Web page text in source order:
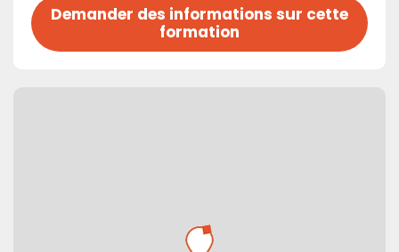
Demander des informations sur cette
formation